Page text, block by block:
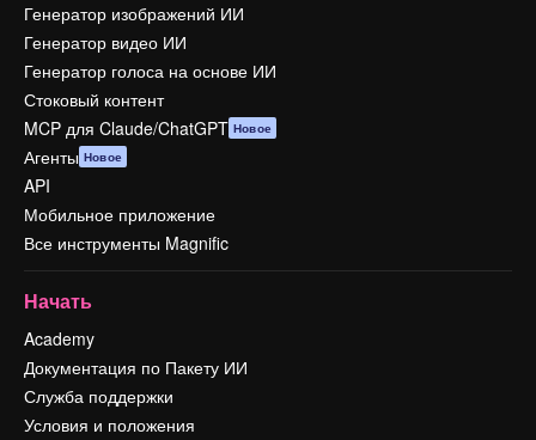
Генератор изображений ИИ
Генератор видео ИИ
Генератор голоса на основе ИИ
Стоковый контент
MCP для Claude/ChatGPT Новое
Агенты Новое
API
Мобильное приложение
Все инструменты Magnific
Начать
Academy
Документация по Пакету ИИ
Служба поддержки
Условия и положения